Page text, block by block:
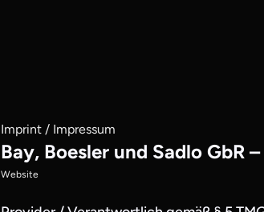
Imprint / Impressum
Bay, Boesler und Sadlo GbR
Website